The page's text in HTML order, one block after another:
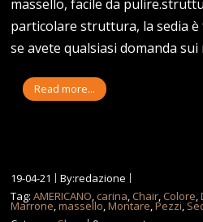
massello, facile da
particolare struttura, la sedia è
se avete qualsiasi domanda
Read more...
19-04-21
By:redazione
Tag:AMERICANO, carina, Chair, Colore,
Marrone,massello,Montare,Pezzi,